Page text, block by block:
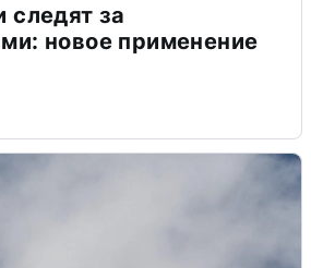
следят за
новое применение